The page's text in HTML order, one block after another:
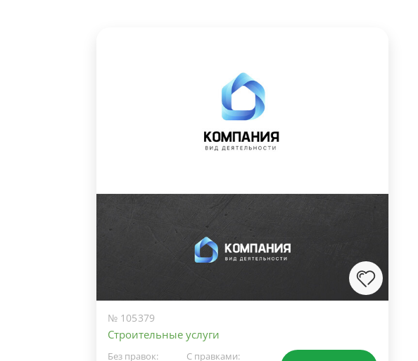
№ 105379
Строительные услуги
Без правок: С правками: